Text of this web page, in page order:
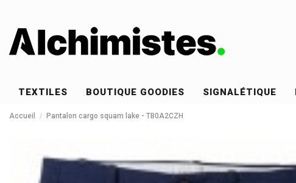
TEXTILES BOUTIQUE GOODIES SIGNALÉTIQUE
Accueil Pantalon cargo squam lake - TB0A2CZH